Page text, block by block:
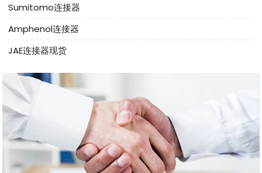
Sumitomo连接器
Amphenol连接器
JAE连接器现货